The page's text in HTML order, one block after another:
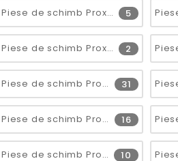
Piese de schimb Proxxon 24400 5
Piese de schimb Proxxon 27060 2
Piese de schimb Proxxon 27100 31
Piese de schimb Proxxon 27172 16
Piese de schimb Proxxon 28144 10